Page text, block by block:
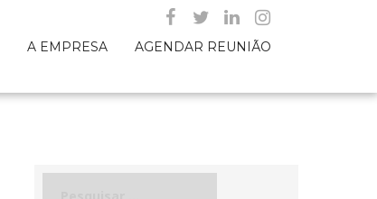
A EMPRESA AGENDAR REUNIÃO